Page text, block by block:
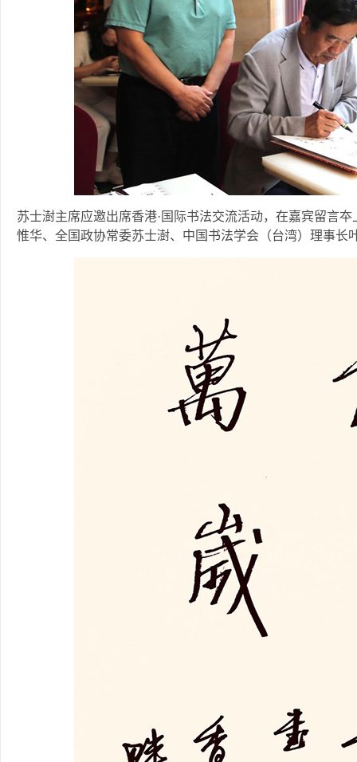
苏士澍主席应邀出席香港·国际书法交流活动，在嘉宾留言
惟华、全国政协常委苏士澍、中国书法学会（台湾）理事长